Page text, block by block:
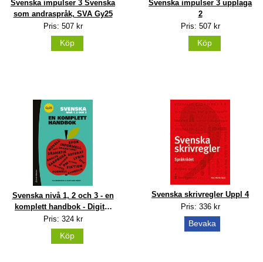
Svenska impulser 3 Svenska
som andraspråk, SVA Gy25
Pris: 507 kr
Köp
Svenska impulser 3 upplaga
2
Pris: 507 kr
Köp
Svenska nivå 1, 2 och 3 - en
komplett handbok - Digital
elevlicens 12 mån
Pris: 324 kr
Köp
Svenska skrivregler Uppl 4
Pris: 336 kr
Bevaka